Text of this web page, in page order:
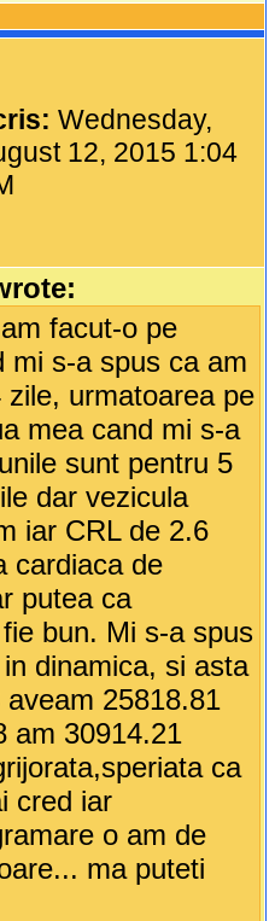
Wednesday,
12, 2015 1:04
facut-o pe
mi s-a spus ca am
urmatoarea pe
mea cand mi s-a
sunt pentru 5
dar vezicula
iar CRL de 2.6
cardiaca de
putea ca
bun. Mi s-a spus
dinamica, si asta
25818.81
am 30914.21
ca
cred iar
o am de
ma puteti